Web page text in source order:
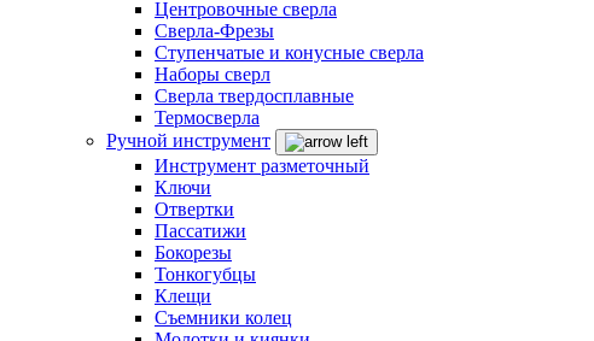
Центровочные сверла
Сверла-Фрезы
Ступенчатые и конусные сверла
Наборы сверл
Сверла твердосплавные
Термосверла
Ручной инструмент
Инструмент разметочный
Ключи
Отвертки
Пассатижи
Бокорезы
Тонкогубцы
Клещи
Съемники колец